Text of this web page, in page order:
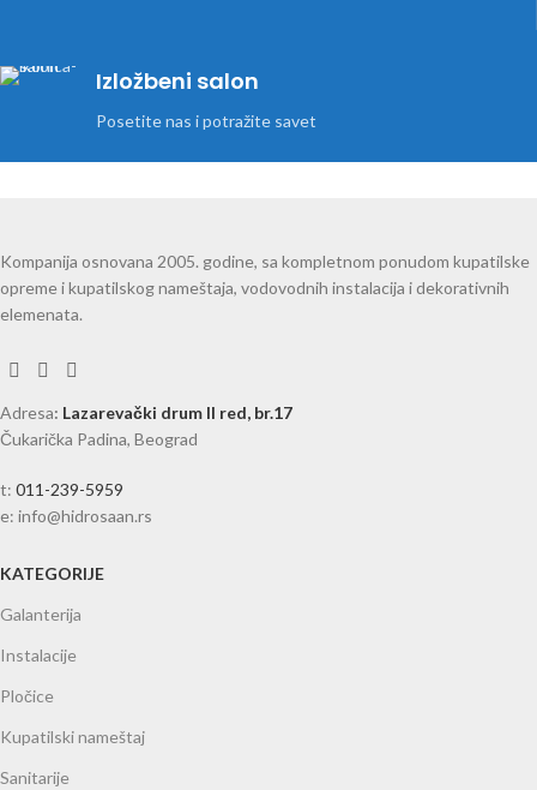
Izložbeni salon
Posetite nas i potražite savet
Kompanija osnovana 2005. godine, sa kompletnom ponudom kupatilske
opreme i kupatilskog nameštaja, vodovodnih instalacija i dekorativnih
elemenata.
Adresa: Lazarevački drum II red, br.17
Čukarička Padina, Beograd
t: 011-239-5959
e: info@hidrosaan.rs
KATEGORIJE
Galanterija
Instalacije
Pločice
Kupatilski nameštaj
Sanitarije